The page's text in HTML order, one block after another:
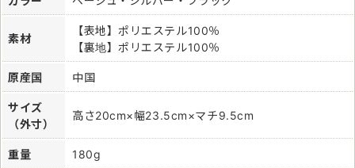
素材
【表地】ポリエステル100％
【裏地】ポリエステル100％
原産国 中国
サイズ
（外寸）
高さ20cm×幅23.5cm×マチ9.5cm
重量 180g